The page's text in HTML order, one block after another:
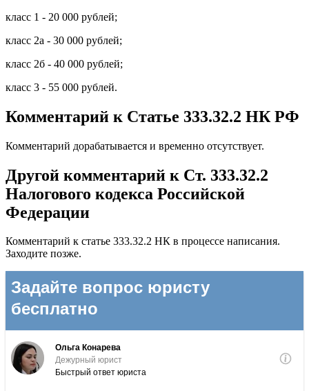
класс 1 - 20 000 рублей;
класс 2а - 30 000 рублей;
класс 2б - 40 000 рублей;
класс 3 - 55 000 рублей.
Комментарий к Статье 333.32.2 НК РФ
Комментарий дорабатывается и временно отсутствует.
Другой комментарий к Ст. 333.32.2
Налогового кодекса Российской
Федерации
Комментарий к статье 333.32.2 НК в процессе написания.
Заходите позже.